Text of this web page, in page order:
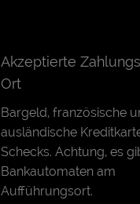
Akzeptierte
Ort
Bargeld, französische
ausländische
Schecks. Achtung, es
Bankautomaten am
Aufführungsort.